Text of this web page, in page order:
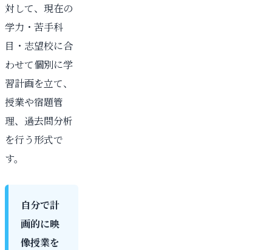
対して、現在の
学力・苦手科
目・志望校に合
わせて個別に学
習計画を立て、
授業や宿題管
理、過去問分析
を行う形式で
す。
自分で計
画的に映
像授業を